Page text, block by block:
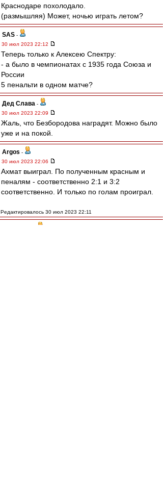
Краснодаре похолодало.
(размышляя) Может, ночью играть летом?
SAS -
30 июл 2023 22:12
Теперь только к Алексею Спектру:
- а было в чемпионатах с 1935 года Союза и
России
5 пенальти в одном матче?
Дед Слава -
30 июл 2023 22:09
Жаль, что Безбородова наградят. Можно было
уже и на покой.
Argos -
30 июл 2023 22:06
Ахмат выиграл. По полученным красным и
пеналям - соответственно 2:1 и 3:2
соответственно. И только по голам проиграл.
Редактировалось 30 июл 2023 22:11